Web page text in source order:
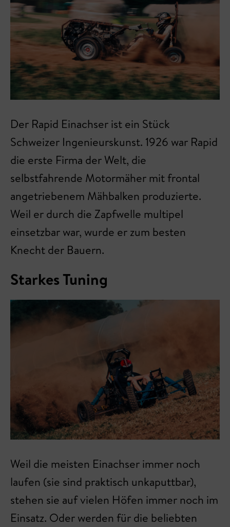
Der Rapid Einachser ist ein Stück
Schweizer Ingenieurskunst. 1926 war Rapid
die erste Firma der Welt, die
selbstfahrende Motormäher mit frontal
angetriebenem Mähbalken produzierte.
Weil er durch die Zapfwelle multipel
einsetzbar war, wurde er zum besten
Knecht der Bauern.
Starkes Tuning
Weil die meisten Einachser immer noch
laufen (sie sind praktisch unkaputtbar),
stehen sie auf vielen Höfen immer noch im
Einsatz. Oder werden für die beliebten